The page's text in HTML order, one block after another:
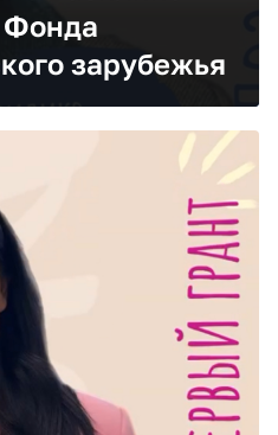
Фонда
зарубежья